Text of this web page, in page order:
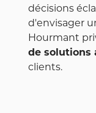
décisions
d'envisager
Hourmant
de solutions
clients.